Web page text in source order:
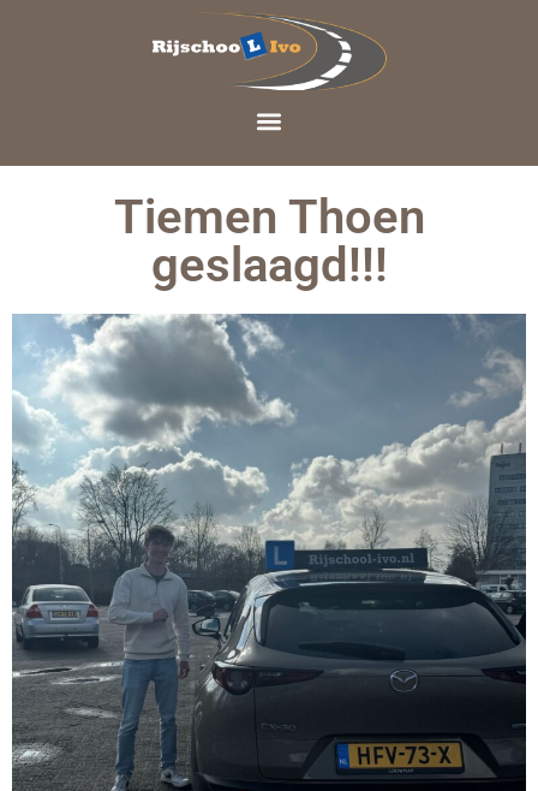
Tiemen Thoen
geslaagd!!!